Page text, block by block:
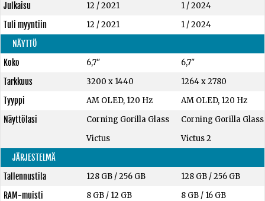
Julkaisu 12 / 2021
1 / 2024
Tuli myyntiin
12 / 2021
1 / 2024
NÄYTTÖ
Koko
6,7"
6,7"
Tarkkuus
3200 x 1440
1264 x 2780
Tyyppi
AM OLED, 120 Hz
AM OLED, 120 Hz
Näyttölasi
Corning Gorilla Glass
Victus
Corning Gorilla Glass
Victus 2
JÄRJESTELMÄ
Tallennustila
128 GB/256 GB 128 GB /256 GB
RAM-muisti
8 GB/ 12 GB 8 GB / 16 GB